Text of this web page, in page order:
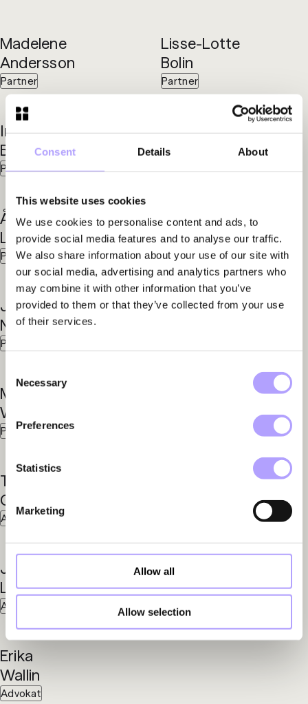
Consent Details About
This website uses cookies
We use cookies to personalise content and ads, to
provide social media features and to analyse our traffic.
We also share information about your use of our site with
our social media, advertising and analytics partners who
may combine it with other information that you’ve
provided to them or that they’ve collected from your use
of their services.
Selection
Necessary
Preferences
Statistics
Marketing
Allow all
Allow selection
Partner
Madelene
Andersson
Partner
Lisse-Lotte
Bolin
Partner
Inger
Byman
Partner
Markus
Garfvé
Partner
Åsa
Lennmor
Partner
Anneli
Lönnborg
Partner
Johan
Norén
Johan
Partner
Martin
Wiklundh
Advokat
Tobias
Gårderyd
Advokat
Jesper
Linder
Advokat
Marcus
Seger
Advokat
Erika
Wallin